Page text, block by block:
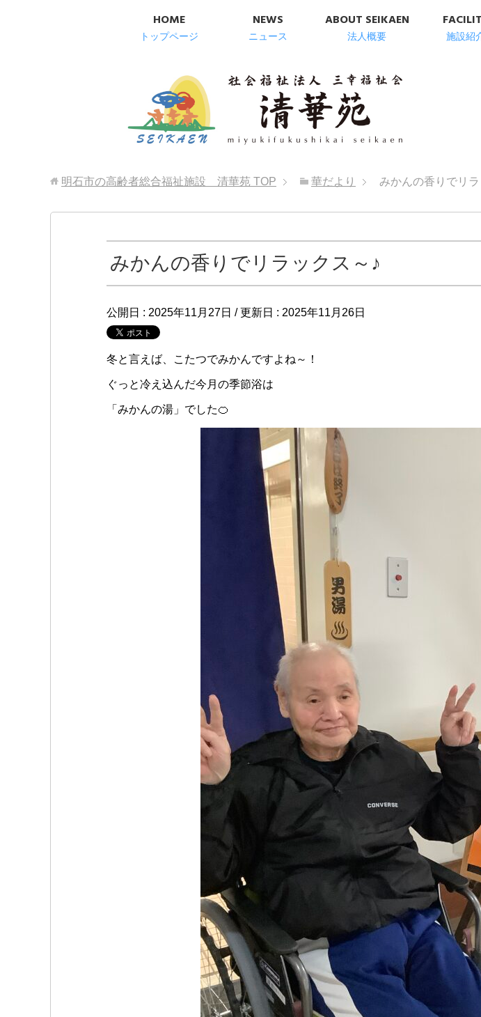
HOME
トップページ
NEWS
ニュース
ABOUT SEIKAEN
法人概要 施設紹
明石
明石市の高齢者総合福祉施設 清華苑 TOP 華だより みかんの香りでリ
みかんの香りでリラックス～♪
公開日 : 2025年11月27日 / 更新日 : 2025年11月26日
冬と言えば、こたつでみかんですよね～！
ぐっと冷え込んだ今月の季節浴は
「みかんの湯」でした🍊